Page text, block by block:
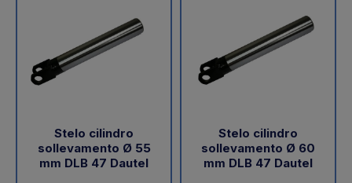
Stelo cilindro
sollevamento Ø 55
mm DLB 47 Dautel
Stelo cilindro
sollevamento Ø 60
mm DLB 47 Dautel